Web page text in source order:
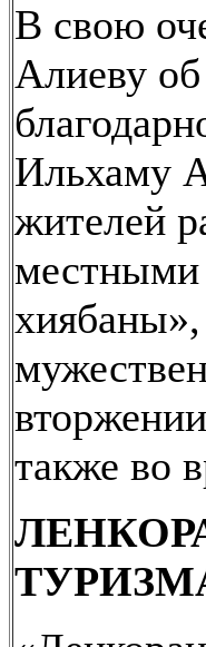
В свою
Алиеву
Ильхаму
жителей
местными
также во